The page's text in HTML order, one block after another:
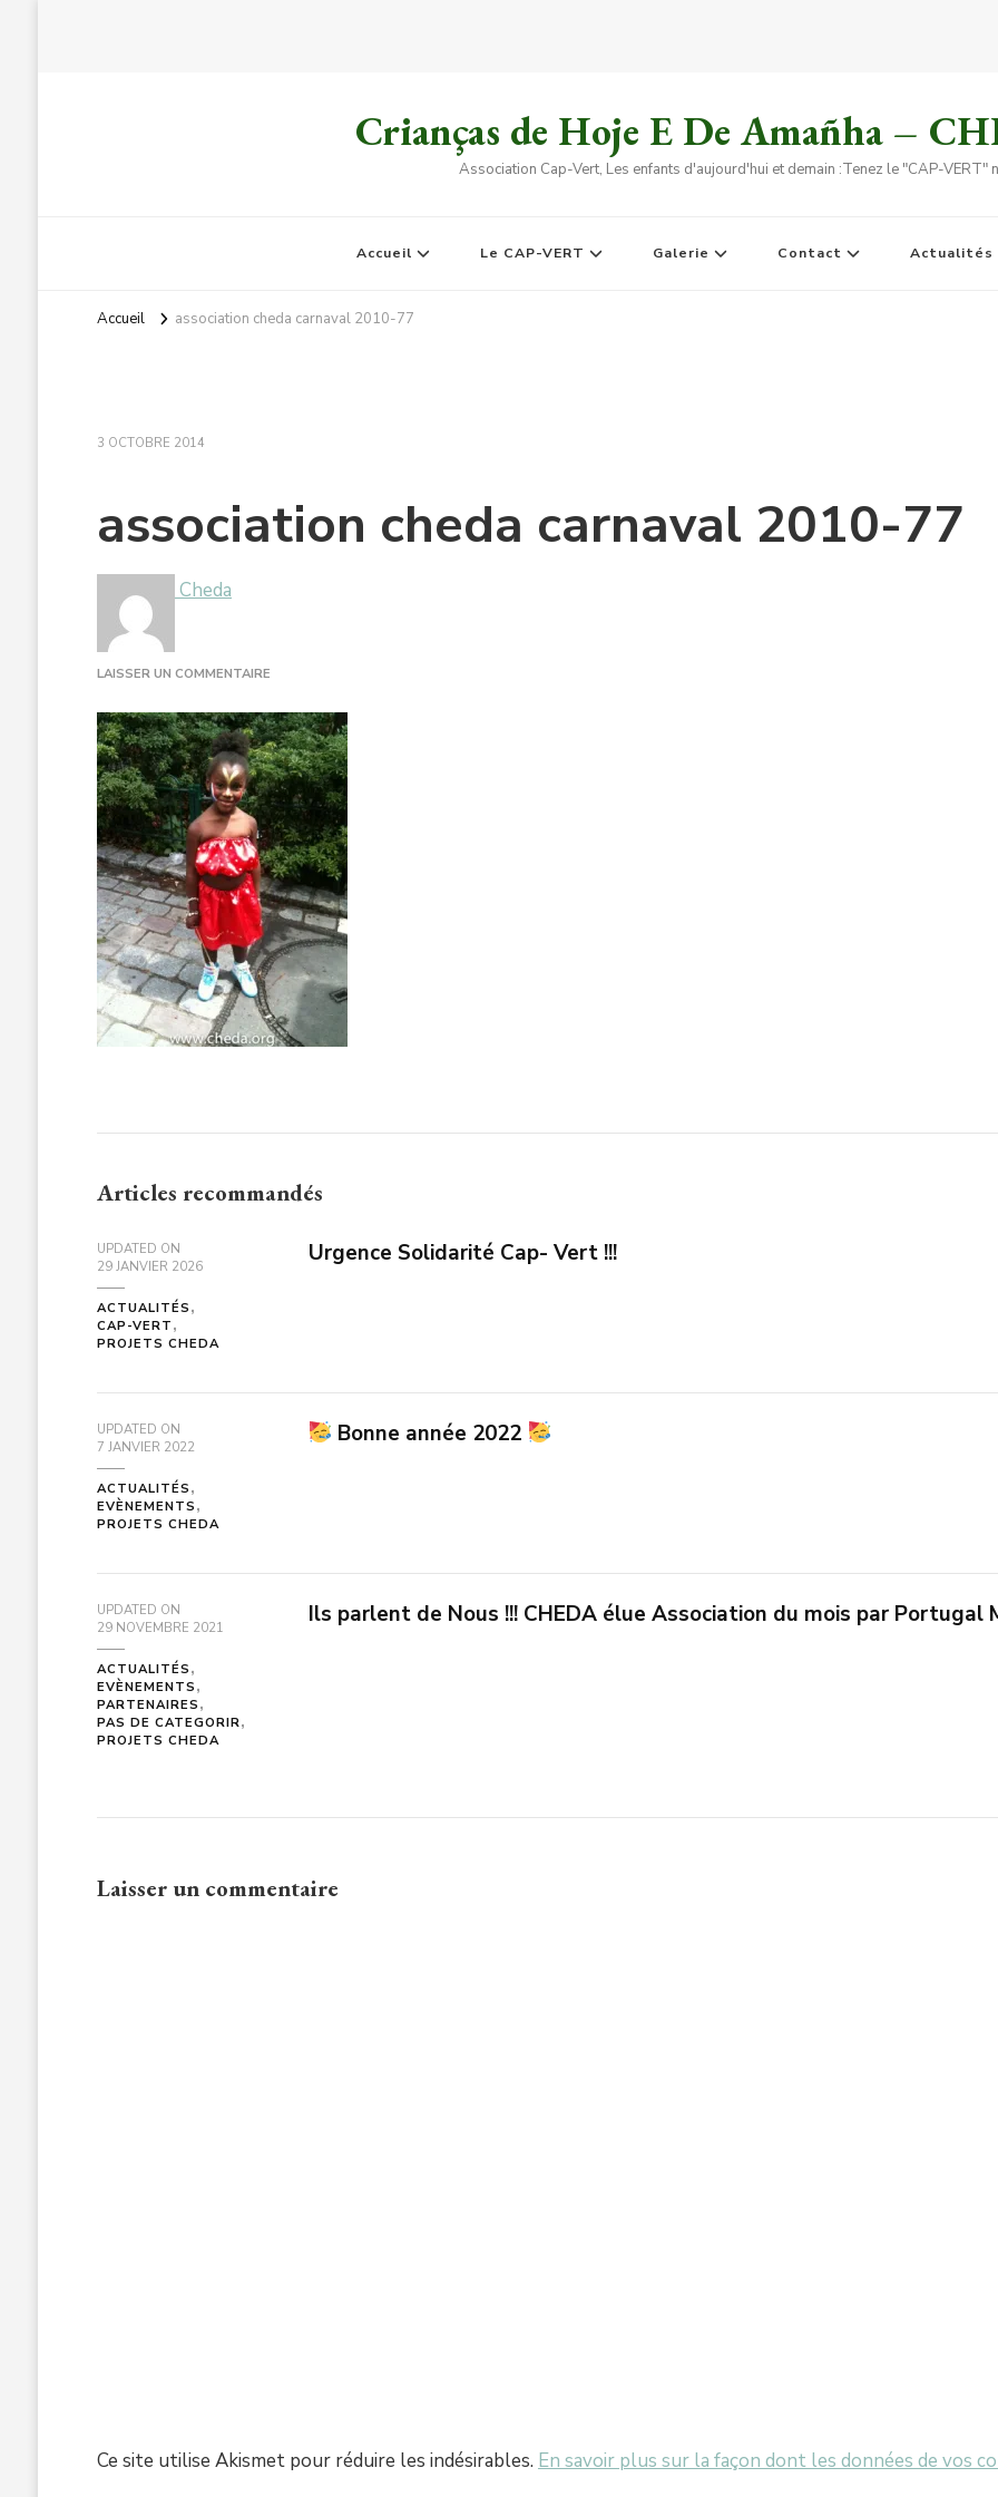
Crianças de Hoje E De Amañha –
Association Cap-Vert, Les enfants d'aujourd'hui et demain :Tenez le "CAP-VERT"
Accueil Le CAP-VERT Galerie Contact Actualités
Accueil association cheda carnaval 2010-77
3 OCTOBRE 2014
association cheda carnaval 2010-77
Cheda
LAISSER UN COMMENTAIRESUR
CHEDA
CARNAVAL
2010-
77
Articles recommandés
UPDATED ON
29 JANVIER 2026
ACTUALITÉS
CAP-VERT
PROJETS CHEDA
Urgence Solidarité Cap- Vert !!!
UPDATED ON
7 JANVIER 2022
ACTUALITÉS
EVÈNEMENTS
PROJETS CHEDA
Bonne année 2022
UPDATED ON
29 NOVEMBRE 2021
ACTUALITÉS
EVÈNEMENTS
PARTENAIRES
PAS DE CATEGORIR
PROJETS CHEDA
Ils parlent de Nous !!! CHEDA élue Association du mois par Portugal
Laisser un commentaire
Ce site utilise Akismet pour réduire les indésirables. En savoir plus sur la façon dont les données de vos